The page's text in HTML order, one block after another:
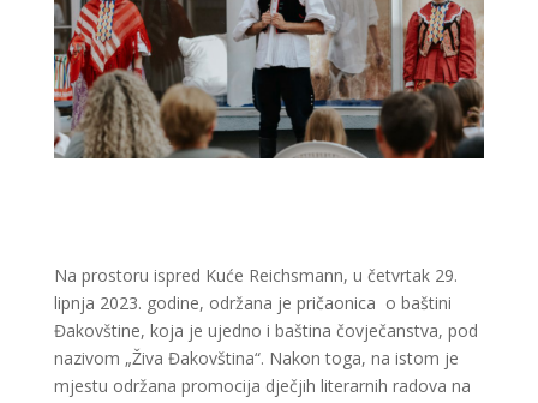
Na prostoru ispred Kuće Reichsmann, u četvrtak 29.
lipnja 2023. godine, održana je pričaonica o baštini
Đakovštine, koja je ujedno i baština čovječanstva, pod
nazivom „Živa Đakovština“. Nakon toga, na istom je
mjestu održana promocija dječjih literarnih radova na